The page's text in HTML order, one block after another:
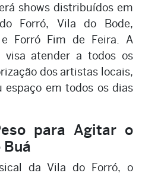
shows distribuídos em
Forró, Vila do Bode,
Forró Fim de Feira. A
visa atender a todos os
dos artistas locais,
em todos os dias
para Agitar o
Buá
da Vila do Forró, o